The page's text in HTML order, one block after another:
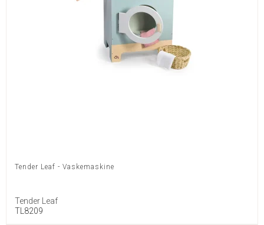
Tender Leaf - Vaskemaskine
Tender Leaf
TL8209